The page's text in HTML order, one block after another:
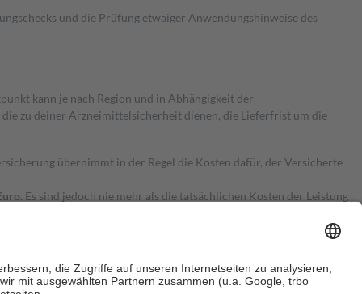
und die Prüfung etwaiger Anwendungshinweise des
kann je nach Region und in Abhängigkeit der
zu deiner Arzneimittelsicherheit dienen, die Lieferfrist um die
übernimmt in der Regel die Kosten dafür, der Versicherte
Es sind jedoch nie mehr als die tatsächlichen Kosten der Leistung
Zuzahlungen an bei: